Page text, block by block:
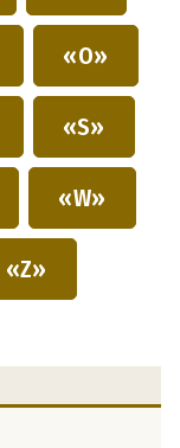
«O»
«S»
«W»
«Z»